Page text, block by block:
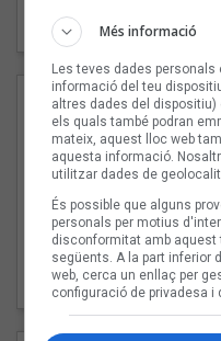
Pep Álvarez amb
94
Més informació
Les teves dades
informació del teu
altres dades del dispositiu)
els quals també podran
mateix, aquest lloc web
aquesta informació.
utilitzar dades de
És possible que alguns
personals per motius
disconformitat amb
següents. A la part inferior
web, cerca un enllaç per
configuració de privadesa i